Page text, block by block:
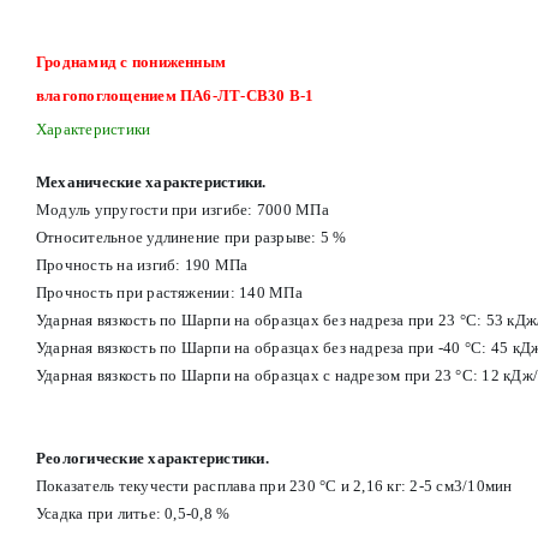
Гроднамид с пониженным
влагопоглощением ПА6-ЛТ-СВ30 В-1
Характеристики
Механические характеристики.
Модуль упругости при изгибе: 7000 МПа
Относительное удлинение при разрыве: 5 %
Прочность на изгиб: 190 МПа
Прочность при растяжении: 140 МПа
Ударная вязкость по Шарпи на образцах без надреза при 23 °С: 53
Ударная вязкость по Шарпи на образцах без надреза при -40 °С: 45
Ударная вязкость по Шарпи на образцах с надрезом при 23 °С: 12
Реологические характеристики.
Показатель текучести расплава при 230 °С и 2,16 кг: 2-5 см3/10мин
Усадка при литье: 0,5-0,8 %